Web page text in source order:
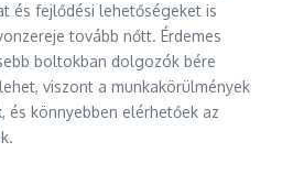
és fejlődési lehetőségeket is
tovább nőtt. Érdemes
boltokban dolgozók bére
viszont a munkakörülmények
és könnyebben elérhetőek az